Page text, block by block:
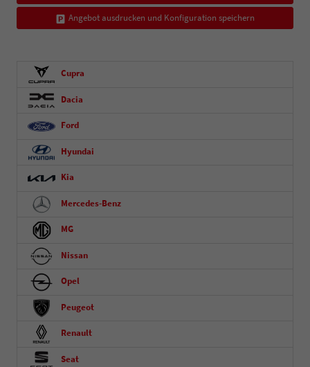
Angebot ausdrucken und Konfiguration speichern
Cupra
Dacia
Ford
Hyundai
Kia
Mercedes-Benz
MG
Nissan
Opel
Peugeot
Renault
Seat